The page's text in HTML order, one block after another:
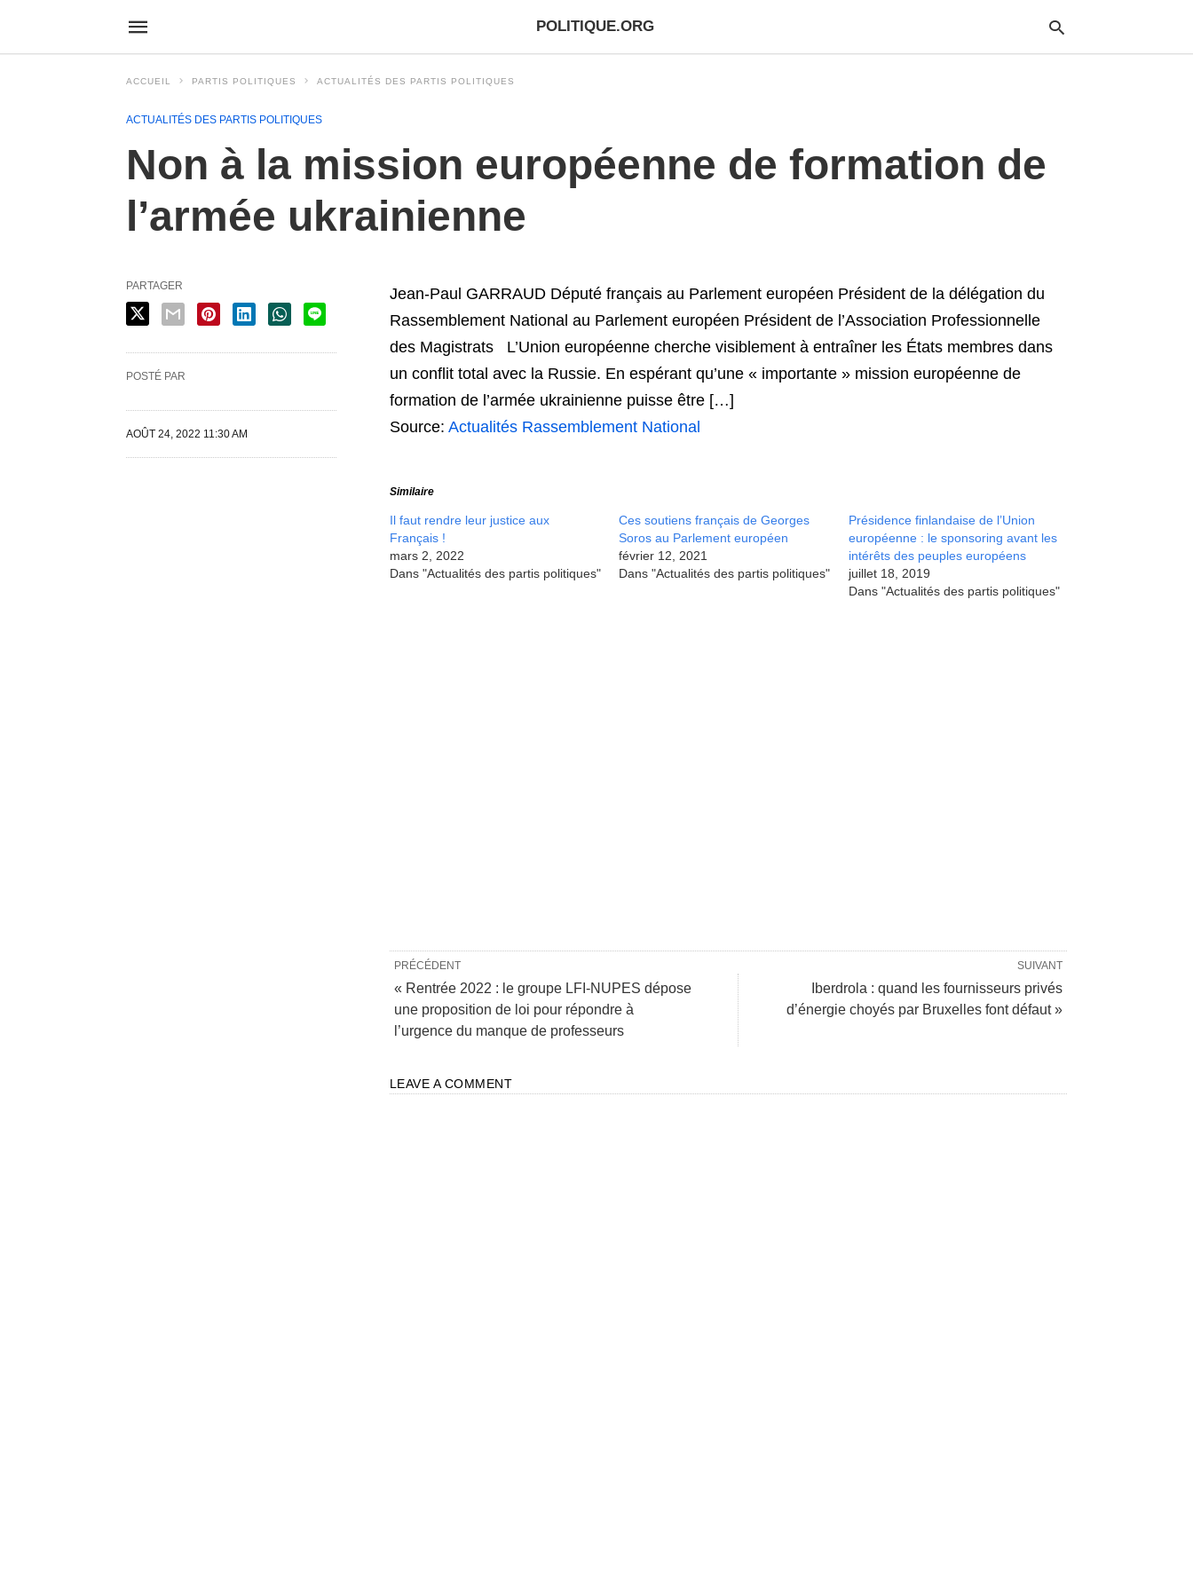
POLITIQUE.ORG
ACCUEIL PARTIS POLITIQUES ACTUALITÉS DES PARTIS POLITIQUES
ACTUALITÉS DES PARTIS POLITIQUES
Non à la mission européenne de formation de
l’armée ukrainienne
Jean-Paul GARRAUD Député français au Parlement européen Président de la délégation du
Rassemblement National au Parlement européen Président de l’Association Professionnelle
des Magistrats L’Union européenne cherche visiblement à entraîner les États membres dans
un conflit total avec la Russie. En espérant qu’une « importante » mission européenne de
formation de l’armée ukrainienne puisse être […]
Source: Actualités Rassemblement National
Similaire
Il faut rendre leur justice aux
Français !
mars 2, 2022
Dans "Actualités des partis politiques"
Ces soutiens français de Georges
Soros au Parlement européen
février 12, 2021
Dans "Actualités des partis politiques"
Présidence finlandaise de l’Union
européenne : le sponsoring avant les
intérêts des peuples européens
juillet 18, 2019
Dans "Actualités des partis politiques"
SUIVANT
Iberdrola : quand les fournisseurs privés
d’énergie choyés par Bruxelles font défaut »
PRÉCÉDENT
« Rentrée 2022 : le groupe LFI-NUPES dépose
une proposition de loi pour répondre à
l’urgence du manque de professeurs
LEAVE A COMMENT
PARTAGER
POSTÉ PAR
AOÛT 24, 2022 11:30 AM